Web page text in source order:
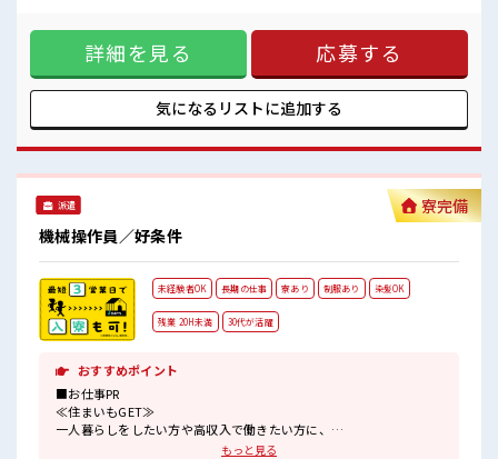
社会人経験が浅くてもOK！
ここから経験積んでいきましょ！
る仕事がしたい。 そんな方にピッタリな「寮完備」のお仕事
です！ 赴任地までの交通費も当社が負担(規定有)！ 遠方の方
もご安心して応募ください！ ≪経験者優遇≫ これまでの経験
を活かしませんか？ ブランクがあっても大丈夫♪ 経験はちょ
っとだけ…という方もOK！ ≪稼ぎたい人向け≫ 高収入を希
望される方にオススメ。 残業は月20時間以上あります♪ ■職
個性を大事にできます♪ 20代が多数活躍中！ 社会人経験が浅
くてもOK！ ここから経験積んでいきましょ！
詳細を見る 応募する
気になるリストに追加する
派遣
機械操作員／好条件
寮完備
未経験者OK 長期の仕事 寮あり 制服あり 染髪OK
残業 20H未満 30代が活躍
おすすめポイント
■お仕事PR
≪住まいもGET≫
一人暮らしをしたい方や高収入で働きたい方に、
オススメしたい寮完備のお仕事！もっと見る